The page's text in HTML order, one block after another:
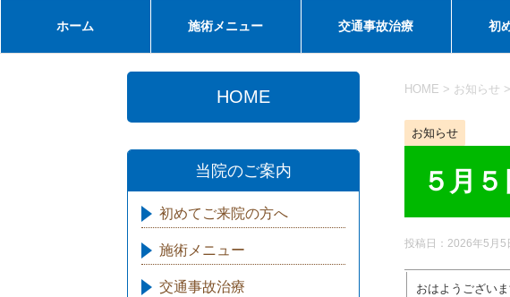
ホーム 施術メニュー 交通事故治療 初
HOME > お知らせ >
お知らせ
５月
投稿日： 2026年5月5
おはようございま
HOME
当院のご案内
初めてご来院の方へ
施術メニュー
交通事故治療